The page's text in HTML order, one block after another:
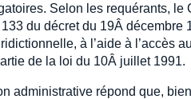
Selon les requérants,
du décret du 19Â
à l’aide à l’accès
de la loi du 10Â juillet 1991.
administrative répond que,